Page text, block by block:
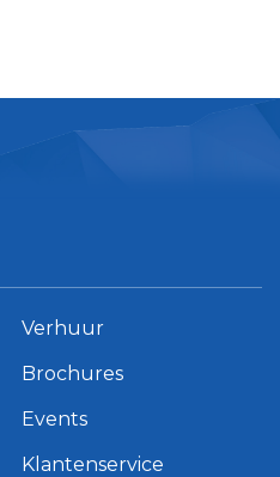
Verhuur
Brochures
Events
Klantenservice